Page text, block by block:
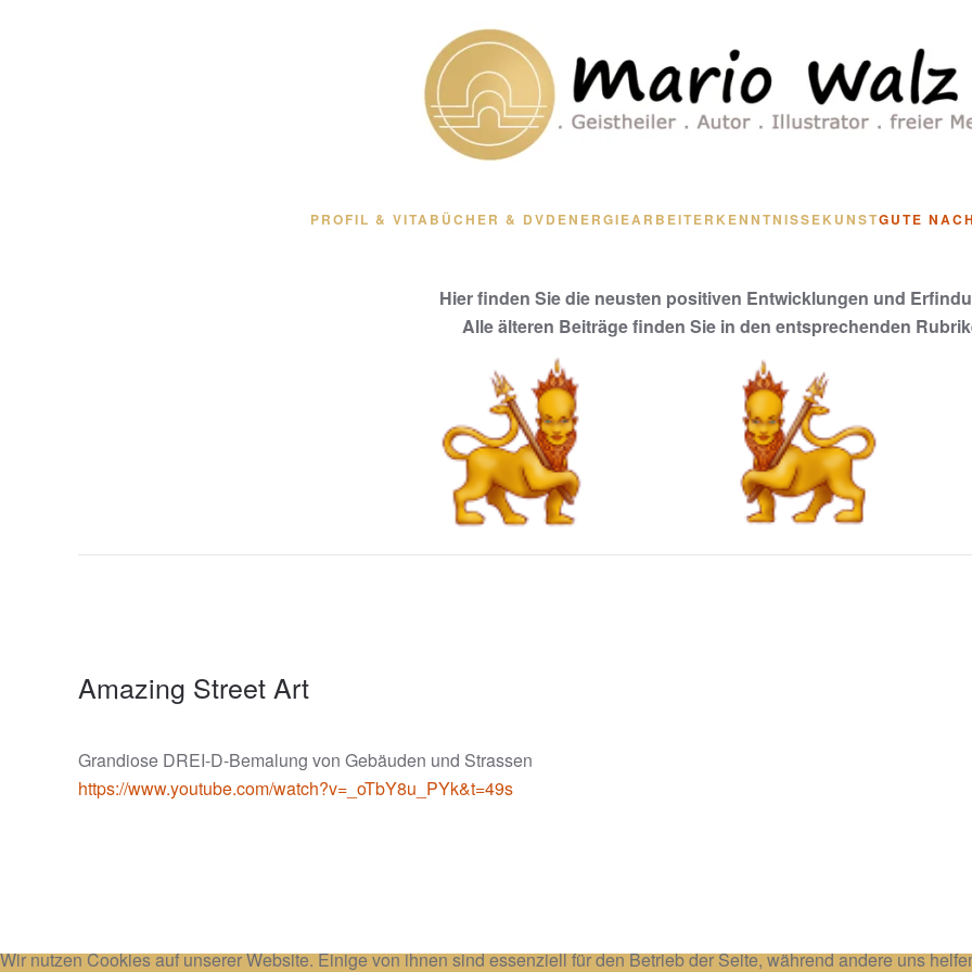
PROFIL & VITA BÜCHER & DVD ENERGIEARBEITERKENNTNISSEKUNSTGUTE
Hier finden Sie die neusten positiven Entwicklungen und
Alle älteren Beiträge finden Sie in den entsprechenden
Amazing Street Art
Grandiose DREI-D-Bemalung von Gebäuden und Strassen
https://www.youtube.com/watch?v=_oTbY8u_PYk&t=49s
Wir nutzen Cookies auf unserer Website. Einige von ihnen sind essenziell für den Betrieb der Seite, während andere uns